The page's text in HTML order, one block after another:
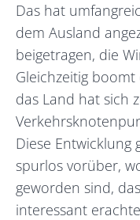
Das hat
dem Ausland
beigetragen, die
Gleichzeitig
das Land hat sich
Diese
spurlos vorüber,
geworden sind,
interessant